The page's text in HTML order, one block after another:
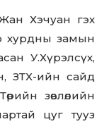
Хэчуан гэх
хурдны замын
У.Хүрэлсүх,
ЗТХ-ийн сайд
зөвлөлийн
цуг тууз